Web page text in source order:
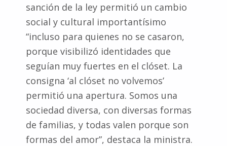
sanción de la ley permitió un cambio
social y cultural importantísimo
“incluso para quienes no se casaron,
porque visibilizó identidades que
seguían muy fuertes en el clóset. La
consigna ‘al clóset no volvemos’
permitió una apertura. Somos una
sociedad diversa, con diversas formas
de familias, y todas valen porque son
formas del amor”, destaca la ministra.